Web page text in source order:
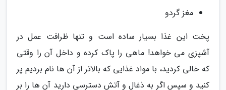
مغز گردو
پخت این غذا بسیار ساده است و تنها ظرافت عمل در
آشپزی می خواهد! ماهی را پاک کرده و داخل آن را وقتی
که خالی کردید، با مواد غذایی که بالاتر از آن ها نام بردیم پر
کنید و سپس اگر به ذغال و آتش دسترسی دارید آن ها را بر